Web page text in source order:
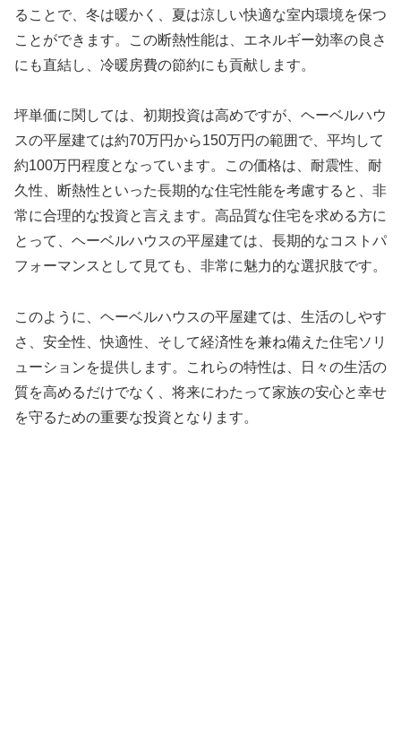
ることで、冬は暖かく、夏は涼しい快適な室内環境を保つ
ことができます。この断熱性能は、エネルギー効率の良さ
にも直結し、冷暖房費の節約にも貢献します。
坪単価に関しては、初期投資は高めですが、ヘーベルハウ
スの平屋建ては約70万円から150万円の範囲で、平均して
約100万円程度となっています。この価格は、耐震性、耐
久性、断熱性といった長期的な住宅性能を考慮すると、非
常に合理的な投資と言えます。高品質な住宅を求める方に
とって、ヘーベルハウスの平屋建ては、長期的なコストパ
フォーマンスとして見ても、非常に魅力的な選択肢です。
このように、ヘーベルハウスの平屋建ては、生活のしやす
さ、安全性、快適性、そして経済性を兼ね備えた住宅ソリ
ューションを提供します。これらの特性は、日々の生活の
質を高めるだけでなく、将来にわたって家族の安心と幸せ
を守るための重要な投資となります。